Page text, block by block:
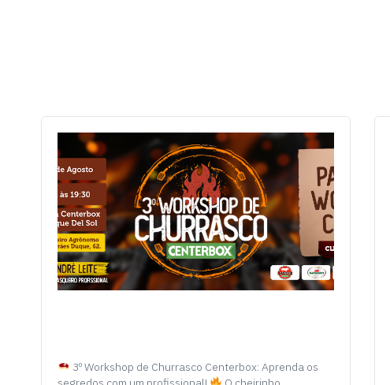
3º Workshop de Churrasco Centerbox: Aprenda os